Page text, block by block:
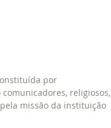
por
religiosos,
missão da instituição